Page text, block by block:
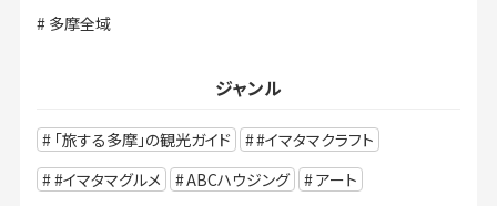
多摩全域
ジャンル
「旅する多摩」の観光ガイド
#イマタマクラフト
#イマタマグルメ
ABCハウジング
アート